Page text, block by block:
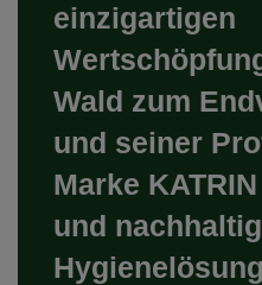
einzigartigen
Wald zum
und seiner
Marke
und